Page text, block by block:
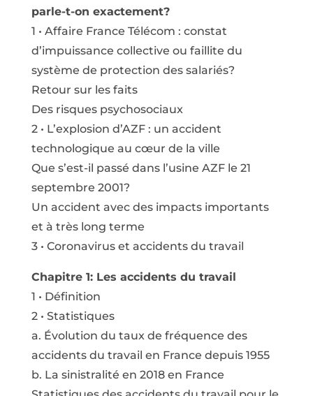
parle-t-on exactement?
1 • Affaire France Télécom : constat
d’impuissance collective ou faillite du
système de protection des salariés?
Retour sur les faits
Des risques psychosociaux
2 • L’explosion d’AZF : un accident
technologique au cœur de la ville
Que s’est-il passé dans l’usine AZF le 21
septembre 2001?
Un accident avec des impacts importants
et à très long terme
3 • Coronavirus et accidents du travail
Chapitre 1: Les accidents du travail
1 • Définition
2 • Statistiques
a. Évolution du taux de fréquence des
accidents du travail en France depuis 1955
b. La sinistralité en 2018 en France